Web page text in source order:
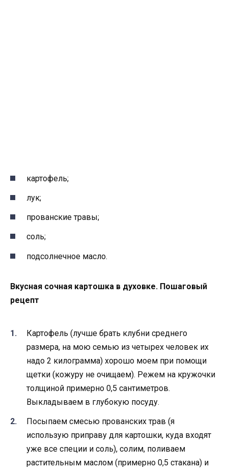
картофель;
лук;
прованские травы;
соль;
подсолнечное масло.
Вкусная сочная картошка в духовке. Пошаговый
рецепт
Картофель (лучше брать клубни среднего
размера, на мою семью из четырех человек их
надо 2 килограмма) хорошо моем при помощи
щетки (кожуру не очищаем). Режем на кружочки
толщиной примерно 0,5 сантиметров.
Выкладываем в глубокую посуду.
Посыпаем смесью прованских трав (я
использую приправу для картошки, куда входят
уже все специи и соль), солим, поливаем
растительным маслом (примерно 0,5 стакана) и